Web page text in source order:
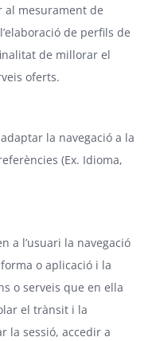
al mesurament de
de perfils de
de millorar el
oferts.
la navegació a la
(Ex. Idioma,
a l’usuari la navegació
o aplicació i la
o serveis que en ella
el trànsit i la
la sessió, accedir a